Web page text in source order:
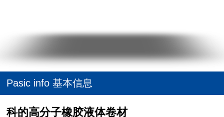
Pasic info 基本信息
科的高分子橡胶液体卷材